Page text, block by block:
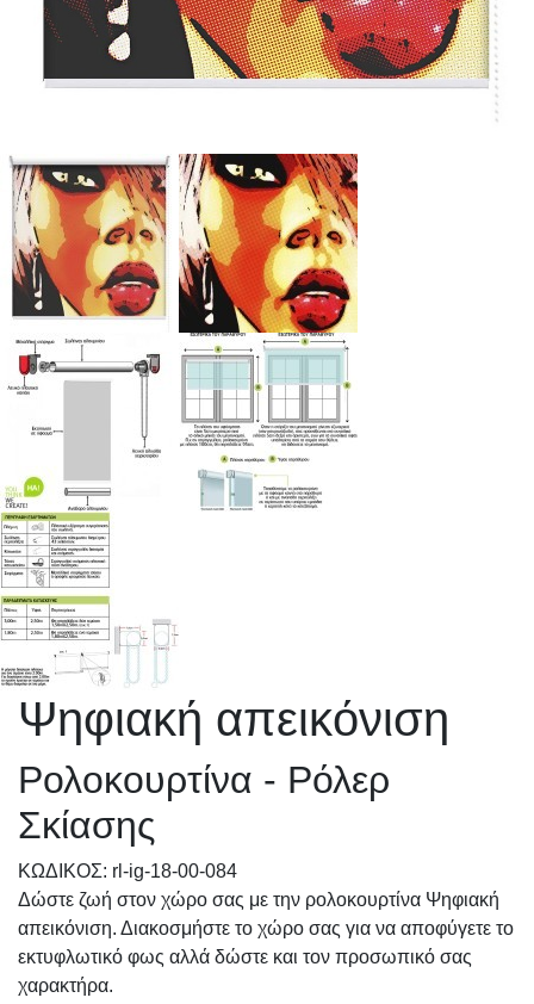
Ψηφιακή απεικόνιση
Ρολοκουρτίνα - Ρόλερ
Σκίασης
KΩΔΙΚΟΣ: rl-ig-18-00-084
Δώστε ζωή στον χώρο σας με την ρολοκουρτίνα Ψηφιακή
απεικόνιση. Διακοσμήστε το χώρο σας για να αποφύγετε το
εκτυφλωτικό φως αλλά δώστε και τον προσωπικό σας
χαρακτήρα.